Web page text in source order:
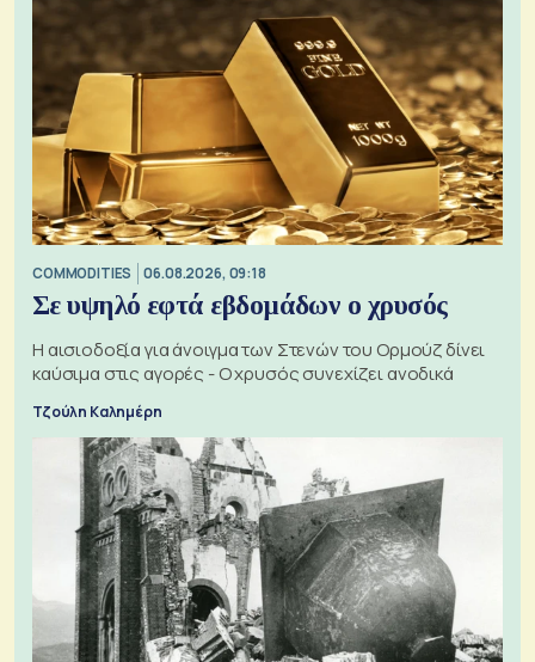
COMMODITIES 06.08.2026, 09:18
Σε υψηλό εφτά εβδομάδων ο χρυσός
Η αισιοδοξία για άνοιγμα των Στενών του Ορμούζ δίνει
καύσιμα στις αγορές - Ο χρυσός συνεχίζει ανοδικά
Τζούλη Καλημέρη